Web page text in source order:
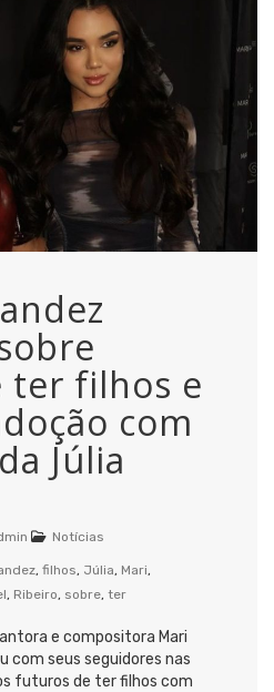
ter filhos e
com
Júlia
Notícias
, filhos, Júlia, Mari,
, Ribeiro, sobre, ter
e compositora Mari
com seus seguidores nas
futuros de ter filhos com